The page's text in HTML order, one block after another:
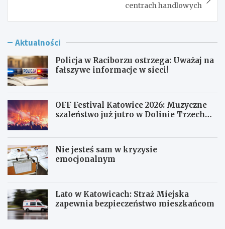
centrach handlowych
Aktualności
Policja w Raciborzu ostrzega: Uważaj na
fałszywe informacje w sieci!
OFF Festival Katowice 2026: Muzyczne
szaleństwo już jutro w Dolinie Trzech
Nie jesteś sam w kryzysie
emocjonalnym
Lato w Katowicach: Straż Miejska
zapewnia bezpieczeństwo mieszkańcom
P
O